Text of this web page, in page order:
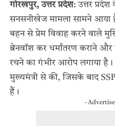
गोरखपुर, उत्तर प्रदेश: उत्तर
सनसनीखेज मामला सामने आया
बहन से प्रेम विवाह करने वाले
ब्रेनवॉश कर धर्मांतरण कराने
रचने का गंभीर आरोप लगाया
मुख्यमंत्री से की, जिसके बाद
हैं।
-